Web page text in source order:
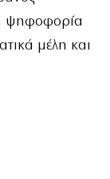
ψηφοφορία
μέλη και